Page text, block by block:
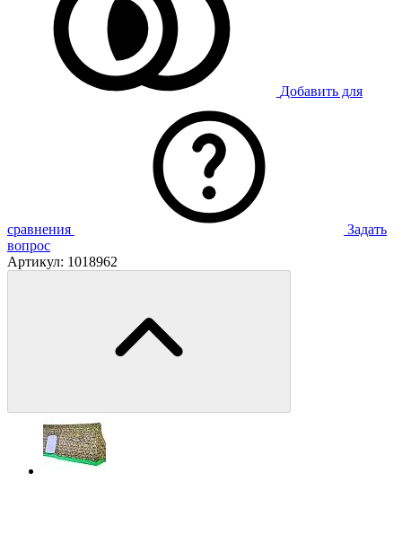
Добавить для
сравнения
Задать
вопрос
Артикул: 1018962